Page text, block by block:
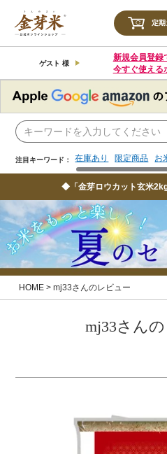
定期
ゲスト 様
新規会員登録
今すぐ使える
注目キーワード： 在庫あり 限定商品 お
注目キーワード： 限定商品 お
◆「金芽ロウカット玄米
HOME mj33さんのレビュー
mj33さん